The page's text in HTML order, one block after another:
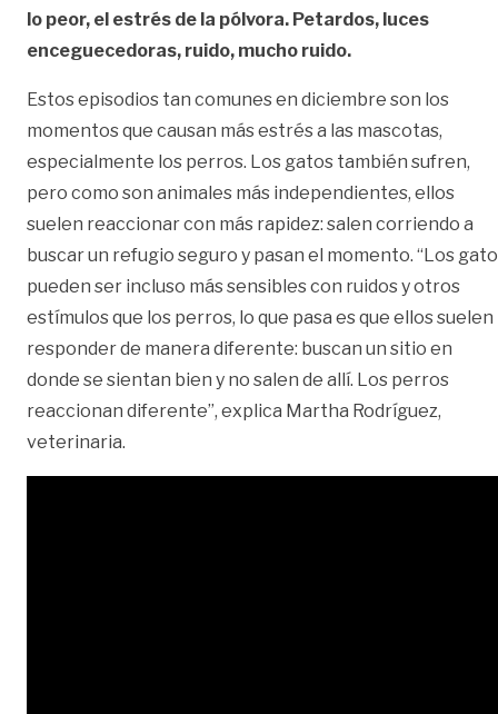
lo peor, el estrés de la pólvora. Petardos, luces
enceguecedoras, ruido, mucho ruido.
Estos episodios tan comunes en diciembre son los
momentos que causan más estrés a las mascotas,
especialmente los perros. Los gatos también sufren,
pero como son animales más independientes, ellos
suelen reaccionar con más rapidez: salen corriendo a
buscar un refugio seguro y pasan el momento. “Los
pueden ser incluso más sensibles con ruidos y otros
estímulos que los perros, lo que pasa es que ellos suelen
responder de manera diferente: buscan un sitio en
donde se sientan bien y no salen de allí. Los perros
reaccionan diferente”, explica Martha Rodríguez,
veterinaria.